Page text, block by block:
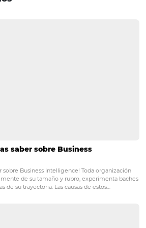
la clave del éxito de los
hoteles